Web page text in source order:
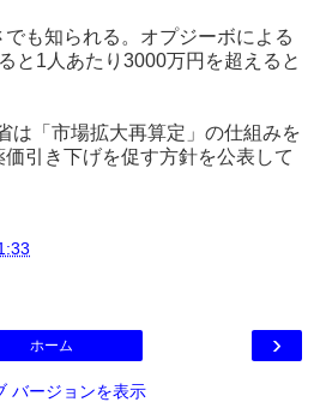
も知られる。オプジーボによる
と1人あたり3000万円を超えると
は「市場拡大再算定」の仕組みを
引き下げを促す方針を公表して
›
ホーム
バージョンを表示